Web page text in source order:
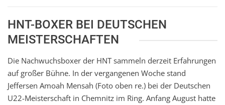
HNT-BOXER BEI DEUTSCHEN
MEISTERSCHAFTEN
Die Nachwuchsboxer der HNT sammeln derzeit Erfahrungen
auf großer Bühne. In der vergangenen Woche stand
Jeffersen Amoah Mensah (Foto oben re.) bei der Deutschen
U22-Meisterschaft in Chemnitz im Ring. Anfang August hatte